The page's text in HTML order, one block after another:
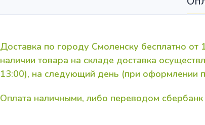
Доставка по городу Смоленску бесплатно
наличии товара на складе доставка
13:00), на следующий день (при оформлении
Оплата наличными, либо переводом сбербанк